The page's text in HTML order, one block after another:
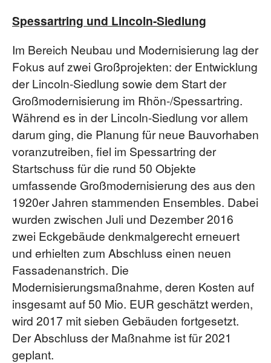
Spessartring und Lincoln-Siedlung
Im Bereich Neubau und Modernisierung lag der
Fokus auf zwei Großprojekten: der Entwicklung
der Lincoln-Siedlung sowie dem Start der
Großmodernisierung im Rhön-/Spessartring.
Während es in der Lincoln-Siedlung vor allem
darum ging, die Planung für neue Bauvorhaben
voranzutreiben, fiel im Spessartring der
Startschuss für die rund 50 Objekte
umfassende Großmodernisierung des aus den
1920er Jahren stammenden Ensembles. Dabei
wurden zwischen Juli und Dezember 2016
zwei Eckgebäude denkmalgerecht erneuert
und erhielten zum Abschluss einen neuen
Fassadenanstrich. Die
Modernisierungsmaßnahme, deren Kosten auf
insgesamt auf 50 Mio. EUR geschätzt werden,
wird 2017 mit sieben Gebäuden fortgesetzt.
Der Abschluss der Maßnahme ist für 2021
geplant.